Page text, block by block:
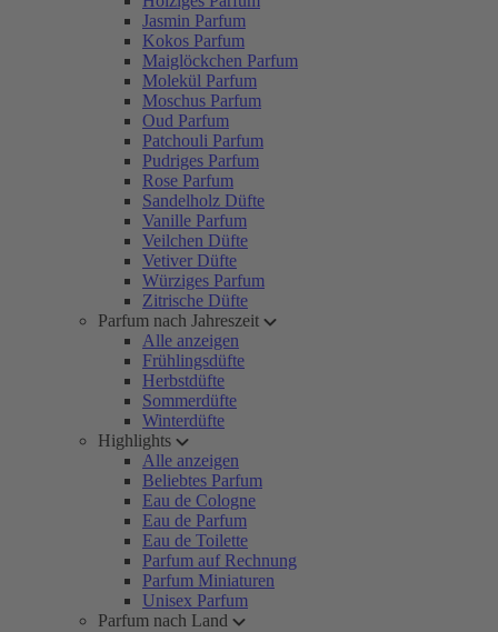
Jasmin Parfum
Kokos Parfum
Maiglöckchen Parfum
Molekül Parfum
Moschus Parfum
Oud Parfum
Patchouli Parfum
Pudriges Parfum
Rose Parfum
Sandelholz Düfte
Vanille Parfum
Veilchen Düfte
Vetiver Düfte
Würziges Parfum
Zitrische Düfte
Parfum nach Jahreszeit
Alle anzeigen
Frühlingsdüfte
Herbstdüfte
Sommerdüfte
Winterdüfte
Highlights
Alle anzeigen
Beliebtes Parfum
Eau de Cologne
Eau de Parfum
Eau de Toilette
Parfum auf Rechnung
Parfum Miniaturen
Unisex Parfum
Parfum nach Land